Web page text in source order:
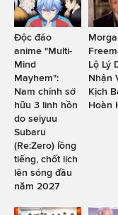
Độc đáo
anime "Multi-
Mind
Mayhem":
Nam chính sở
hữu 3 linh hồn
do seiyuu
Subaru
(Re:Zero) lồng
tiếng, chốt lịch
lên sóng đầu
năm 2027
Lộ Lý
Nhận
Kịch
Hoàn